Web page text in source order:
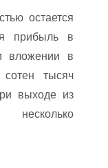
остается
прибыль в
вложении в
тысяч
выходе из